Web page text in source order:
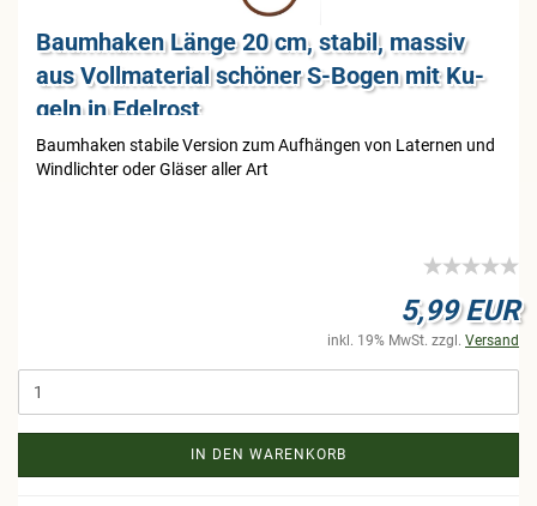
Baum­ha­ken Länge 20 cm, sta­bil, mas­siv
aus Voll­ma­te­ri­al schö­ner S-​Bogen mit Ku­
geln in Edel­rost
Baum­ha­ken sta­bi­le Ver­si­on zum Auf­hän­gen von La­ter­nen und
Wind­lich­ter oder Glä­ser aller Art
5,99 EUR
inkl. 19% MwSt. zzgl. Versand
IN DEN WARENKORB